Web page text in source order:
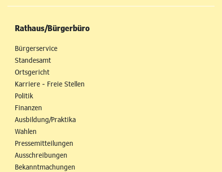
Rathaus/Bürgerbüro
Bürgerservice
Standesamt
Ortsgericht
Karriere - Freie Stellen
Politik
Finanzen
Ausbildung/Praktika
Wahlen
Pressemitteilungen
Ausschreibungen
Bekanntmachungen